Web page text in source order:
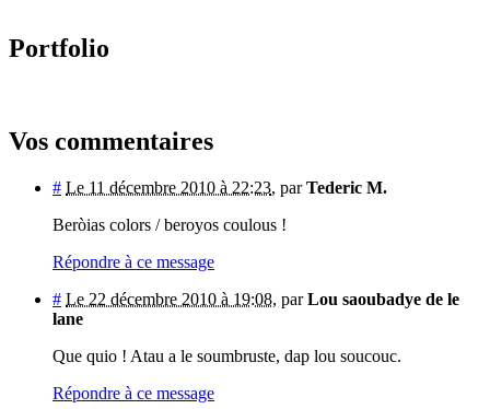
Portfolio
Vos commentaires
# Le 11 décembre 2010 à 22:23, parTederic M.
Beròias colors / beroyos coulous !
Répondre à ce message
# Le 22 décembre 2010 à 19:08, parLou saoubadye de le
lane
Que quio ! Atau a le soumbruste, dap lou soucouc.
Répondre à ce message